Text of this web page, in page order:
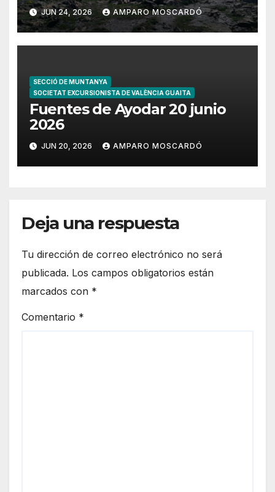
JUN 24, 2026 AMPARO MOSCARDÓ
SECCIÓ DE MUNTANYA
SOCIETAT EXCURSIONISTA DE VALÈNCIA GUAITA
Fuentes de Ayodar 20 junio
2026
JUN 20, 2026 AMPARO MOSCARDÓ
Deja una respuesta
Tu dirección de correo electrónico no será
publicada. Los campos obligatorios están
marcados con *
Comentario *